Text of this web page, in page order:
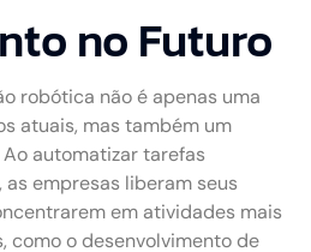
no Futuro
robótica não é apenas uma
atuais, mas também um
automatizar tarefas
empresas liberam seus
em atividades mais
como o desenvolvimento de